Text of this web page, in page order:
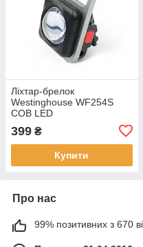
Ліхтар-брелок
Westinghouse WF254S
COB LED
399 ₴
Купити
Про нас
99% позитивних з 670